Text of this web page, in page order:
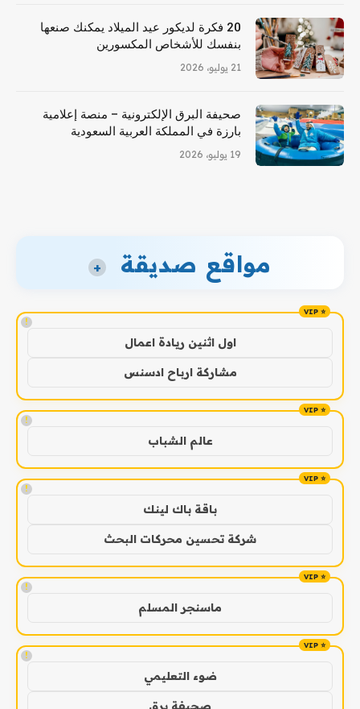
20 فكرة لديكور عيد الميلاد يمكنك صنعها
بنفسك للأشخاص المكسورين
21 يوليو، 2026
صحيفة البرق الإلكترونية – منصة إعلامية
بارزة في المملكة العربية السعودية
19 يوليو، 2026
مواقع صديقة +
!
اول اثنين ريادة اعمال
مشاركة ارباح ادسنس
!
عالم الشباب
!
باقة باك لينك
شركة تحسين محركات البحث
!
ماسنجر المسلم
!
ضوء التعليمي
صحيفة برق